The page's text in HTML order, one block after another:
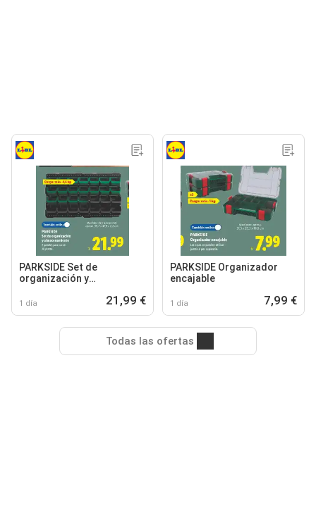
PARKSIDE Set de
organización y
1 día 21,99 €
PARKSIDE Organizador
encajable
1 día 7,99 €
Todas las ofertas